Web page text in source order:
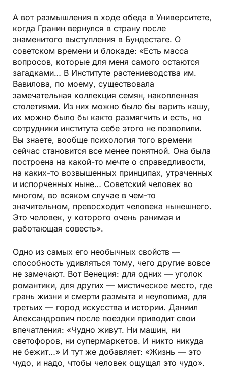
А вот размышления в ходе обеда в Университете,
когда Гранин вернулся в страну после
знаменитого выступления в Бундестаге. О
советском времени и блокаде: «Есть масса
вопросов, которые для меня самого остаются
загадками… В Институте растениеводства им.
Вавилова, по­ моему, существовала
замечательная коллекция семян, накопленная
столетиями. Из них можно было бы варить кашу,
их можно было бы как­то размягчить и есть, но
сотрудники института себе этого не позволили.
Вы знаете, вообще психология того времени
сейчас становится все менее понятной. Она была
построена на какой­-то мечте о справедливости,
на каких­-то возвышенных принципах, утраченных
и испорченных ныне… Советский человек во
многом, во всяком случае в чем­-то
значительном, превосходит человека нынешнего.
Это человек, у которого очень ранимая и
работающая совесть».
Одно из самых его необычных свойств —
способность удивляться тому, чего другие вовсе
не замечают. Вот Венеция: для одних — уголок
романтики, для других — мистическое место, где
грань жизни и смерти размыта и неуловима, для
третьих — город искусства и истории. Даниил
Александрович после поездки приводит свои
впечатления: «Чудно живут. Ни машин, ни
светофоров, ни супермаркетов. И никто никуда
не бежит…» И тут же добавляет: «Жизнь — это
чудо, и надо, чтобы человек ощущал это чудо».